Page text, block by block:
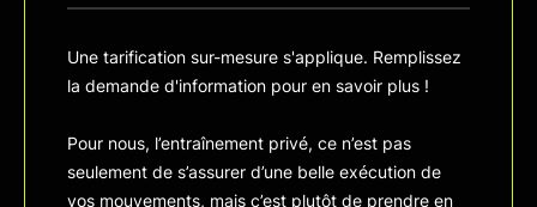
Une tarification sur-mesure s'applique. Remplissez
la demande d'information pour en savoir plus !
Pour nous, l’entraînement privé, ce n’est pas
seulement de s’assurer d’une belle exécution de
vos mouvements, mais c’est plutôt de prendre en